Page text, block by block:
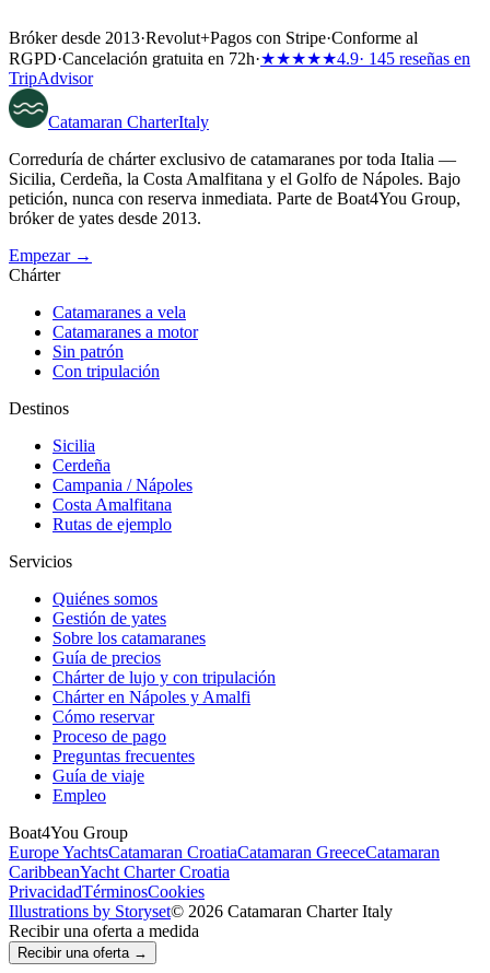
Bróker desde 2013·Revolut+Pagos con Stripe·Conforme al
RGPD·Cancelación gratuita en 72h·★★★★★4.9· 145 reseñas en
TripAdvisor
Catamaran CharterItaly
Correduría de chárter exclusivo de catamaranes por toda Italia —
Sicilia, Cerdeña, la Costa Amalfitana y el Golfo de Nápoles. Bajo
petición, nunca con reserva inmediata. Parte de Boat4You Group,
bróker de yates desde 2013.
Empezar →
Chárter
Catamaranes a vela
Catamaranes a motor
Sin patrón
Con tripulación
Destinos
Sicilia
Cerdeña
Campania / Nápoles
Costa Amalfitana
Rutas de ejemplo
Servicios
Quiénes somos
Gestión de yates
Sobre los catamaranes
Guía de precios
Chárter de lujo y con tripulación
Chárter en Nápoles y Amalfi
Cómo reservar
Proceso de pago
Preguntas frecuentes
Guía de viaje
Empleo
Boat4You Group
Europe YachtsCatamaran CroatiaCatamaran GreeceCatamaran
CaribbeanYacht Charter Croatia
PrivacidadTérminosCookies
Illustrations by Storyset© 2026 Catamaran Charter Italy
Recibir una oferta a medida
Recibir una oferta →